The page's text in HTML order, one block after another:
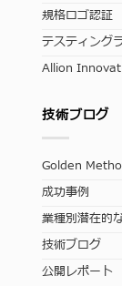
規格ロゴ認証
テスティング
Allion
技術ブログ
Golden
成功事例
業種別潜在的
技術ブログ
公開レポート